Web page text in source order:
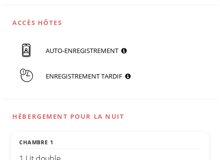
ACCÈS HÔTES
AUTO-ENREGISTREMENT
ENREGISTREMENT TARDIF
HÉBERGEMENT POUR LA NUIT
CHAMBRE 1